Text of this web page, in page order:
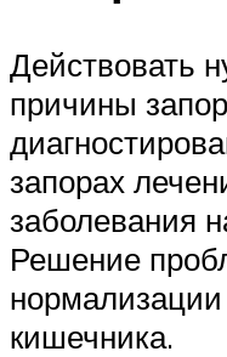
Действовать
причины
запорах
заболевания
Решение
кишечника.